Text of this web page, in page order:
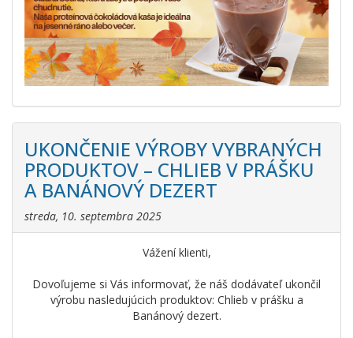
UKONČENIE VÝROBY VYBRANÝCH
PRODUKTOV – CHLIEB V PRÁŠKU
A BANÁNOVÝ DEZERT
streda, 10. septembra 2025
Vážení klienti,
Dovoľujeme si Vás informovať, že náš dodávateľ ukončil
výrobu nasledujúcich produktov: Chlieb v prášku a
Banánový dezert.